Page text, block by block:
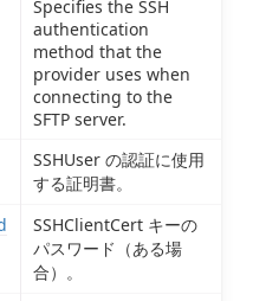
Specifies the SSH
authentication
method that the
provider uses when
connecting to the
SFTP server.
SSHUser の認証に使用
する証明書。
SSHClientCert キーの
パスワード（ある場
合）。